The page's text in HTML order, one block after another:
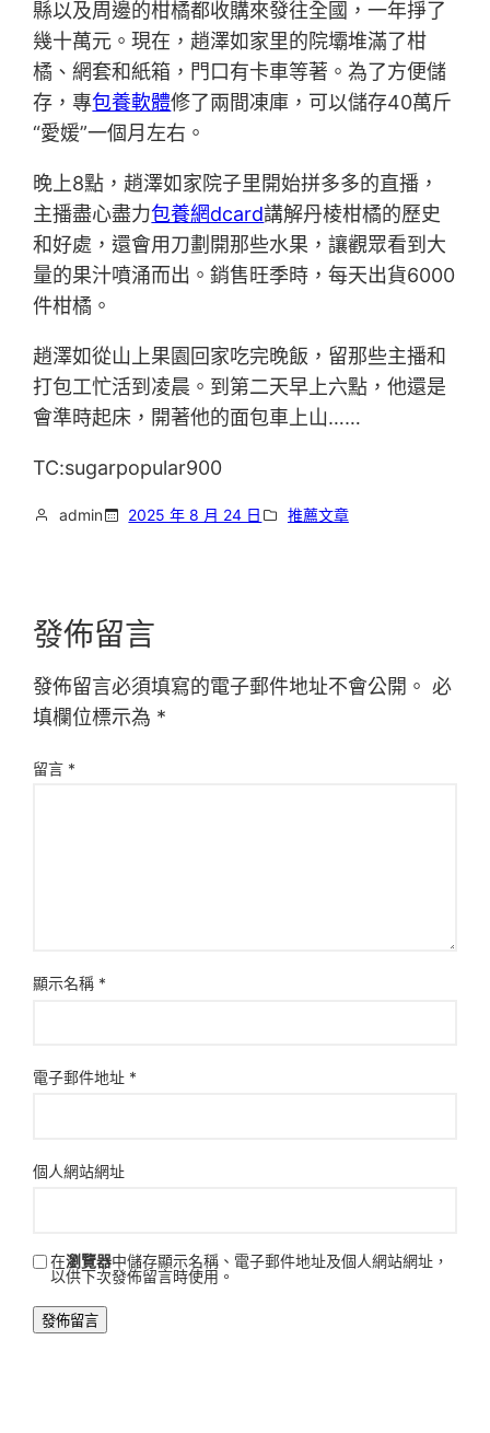
縣以及周邊的柑橘都收購來發往全國，一年掙了
幾十萬元。現在，趙澤如家里的院壩堆滿了柑
橘、網套和紙箱，門口有卡車等著。為了方便儲
存，專包養軟體修了兩間凍庫，可以儲存40萬斤
“愛媛”一個月左右。
晚上8點，趙澤如家院子里開始拼多多的直播，
主播盡心盡力包養網dcard講解丹棱柑橘的歷史
和好處，還會用刀劃開那些水果，讓觀眾看到大
量的果汁噴涌而出。銷售旺季時，每天出貨6000
件柑橘。
趙澤如從山上果園回家吃完晚飯，留那些主播和
打包工忙活到凌晨。到第二天早上六點，他還是
會準時起床，開著他的面包車上山……
TC:sugarpopular900
admin 2025 年 8 月 24 日 推薦文章
發佈留言
發佈留言必須填寫的電子郵件地址不會公開。 必
填欄位標示為 *
留言 *
顯示名稱 *
電子郵件地址 *
個人網站網址
在瀏覽器中儲存顯示名稱、電子郵件地址及個人網站網址，
以供下次發佈留言時使用。